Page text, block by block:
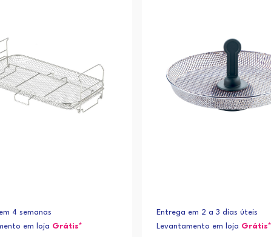
4 semanas
em loja Grátis*
Entrega em 2 a 3 dias úteis
Levantamento em loja Grátis*